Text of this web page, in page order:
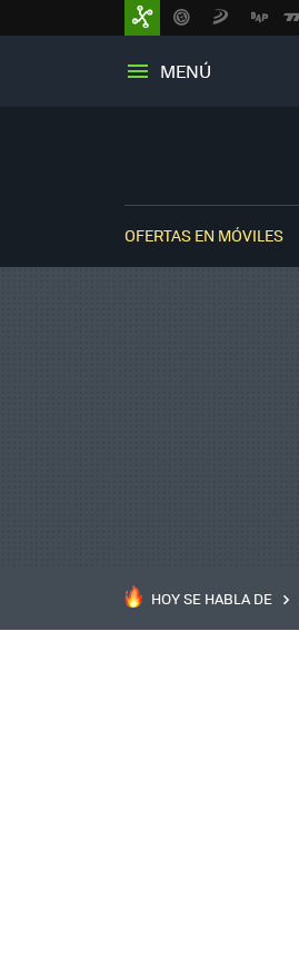
MENÚ
OFERTAS EN MÓVILES
HOY SE HABLA DE